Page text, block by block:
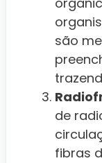
são
de
fibras